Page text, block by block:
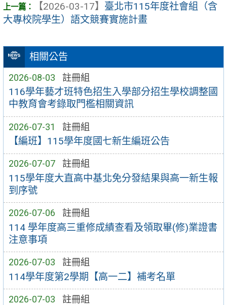
相關公告
2026-08-03 註冊組
116學年藝才班特色招生入學部分招生學校調整國
中教育會考錄取門檻相關資訊
2026-07-31 註冊組
【編班】115學年度國七新生編班公告
2026-07-07 註冊組
115學年度大直高中基北免分發結果與高一新生報
到序號
2026-07-06 註冊組
114 學年度高三重修成績查看及領取畢(修)業證書
注意事項
2026-07-03 註冊組
114學年度第2學期【高一二】補考名單
2026-07-03 註冊組
【2026-03-17】 臺北市115年度社會組（含
大專校院學生）語文競賽實施計畫